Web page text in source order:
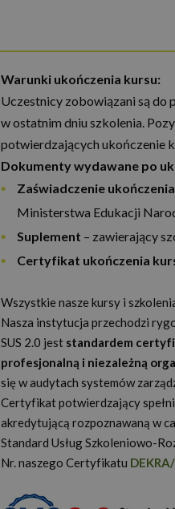
Warunki ukończenia kursu:
Uczestnicy zobowiązani są do
w ostatnim dniu szkolenia.
potwierdzających ukończenie
Dokumenty wydawane po
Zaświadczenie
Ministerstwa Edukacji
Suplement – zawierający
Certyfikat ukończenia
Wszystkie nasze kursy i
Nasza instytucja przechodzi
SUS 2.0 jest standardem
profesjonalną i niezależną
się w audytach systemów
Certyfikat potwierdzający
akredytującą rozpoznawaną w
Standard Usług Szkoleniowo-
Nr. naszego Certyfikatu